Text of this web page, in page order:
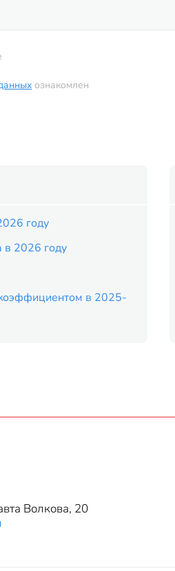
ознакомлен
году
2026 году
в 2025-
Волкова, 20